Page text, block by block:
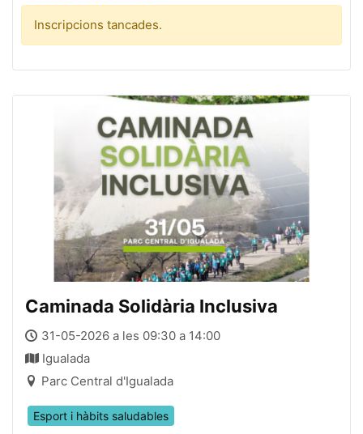
Inscripcions tancades.
Caminada Solidària Inclusiva
31-05-2026 a les 09:30 a 14:00
Igualada
Parc Central d'Igualada
Esport i hàbits saludables